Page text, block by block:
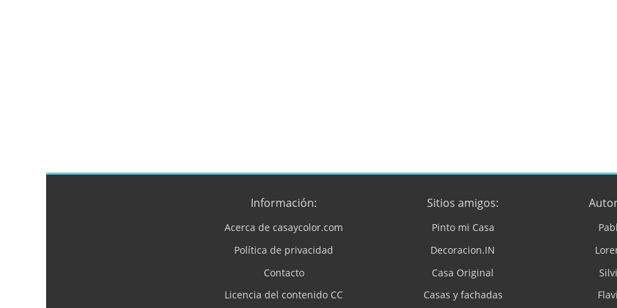
Información:
Acerca de casaycolor.com
Política de privacidad
Contacto
Licencia del contenido CC
Sitios amigos:
Pinto mi Casa
Decoracion.IN
Casa Original
Casas y fachadas